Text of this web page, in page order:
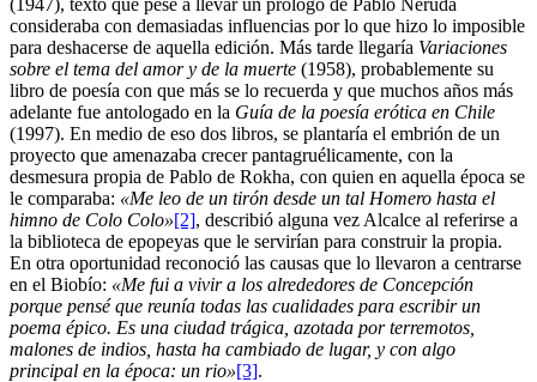
consideraba con demasiadas influencias por lo que hizo lo imposible
para deshacerse de aquella edición. Más tarde llegaría Variaciones
sobre el tema del amor y de la muerte (1958), probablemente su
libro de poesía con que más se lo recuerda y que muchos años más
adelante fue antologado en la Guía de la poesía erótica en Chile
(1997). En medio de eso dos libros, se plantaría el embrión de un
proyecto que amenazaba crecer pantagruélicamente, con la
desmesura propia de Pablo de Rokha, con quien en aquella época se
le comparaba: «Me leo de un tirón desde un tal Homero hasta el
himno de Colo Colo»[2], describió alguna vez Alcalce al referirse a
la biblioteca de epopeyas que le servirían para construir la propia.
En otra oportunidad reconoció las causas que lo llevaron a centrarse
en el Biobío: «Me fui a vivir a los alrededores de Concepción
porque pensé que reunía todas las cualidades para escribir un
poema épico. Es una ciudad trágica, azotada por terremotos,
malones de indios, hasta ha cambiado de lugar, y con algo
principal en la época: un rio»[3].